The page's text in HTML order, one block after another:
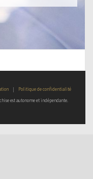
|
Politique de confidentialité
est autonome et indépendante.